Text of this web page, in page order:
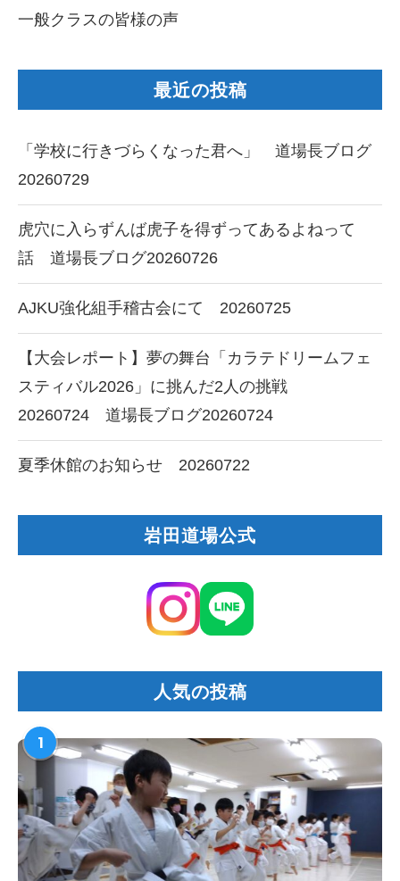
一般クラスの皆様の声
最近の投稿
「学校に行きづらくなった君へ」 道場長ブログ
20260729
虎穴に入らずんば虎子を得ずってあるよねって
話 道場長ブログ20260726
AJKU強化組手稽古会にて 20260725
【大会レポート】夢の舞台「カラテドリームフェ
スティバル2026」に挑んだ2人の挑戦
20260724 道場長ブログ20260724
夏季休館のお知らせ 20260722
岩田道場公式
人気の投稿
1